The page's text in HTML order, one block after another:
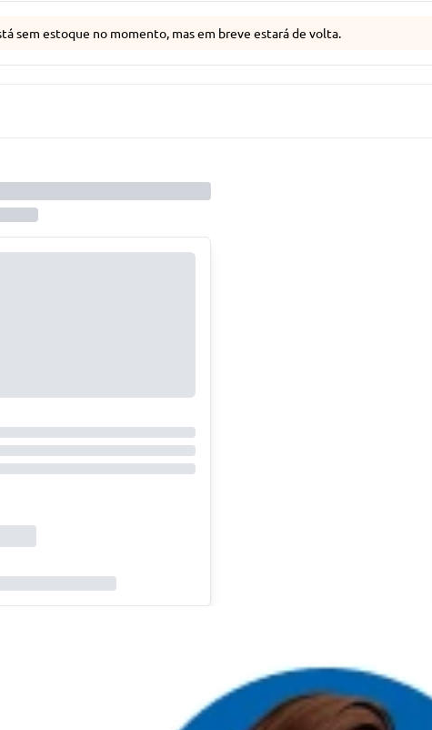
sem estoque no momento, mas em breve estará de volta.